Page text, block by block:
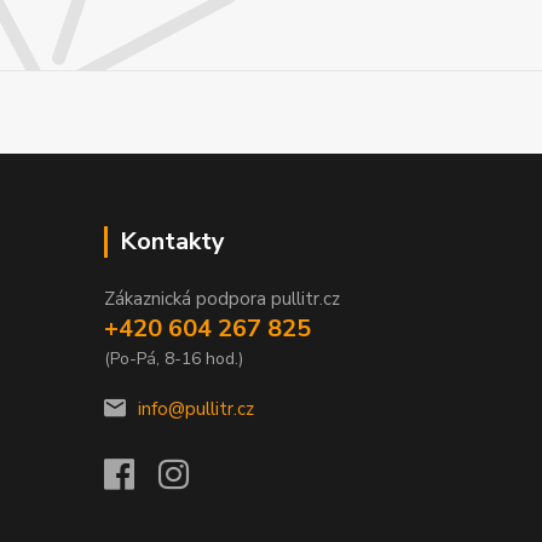
Kontakty
Zákaznická podpora pullitr.cz
+420 604 267 825
(Po-Pá, 8-16 hod.)
info@pullitr.cz